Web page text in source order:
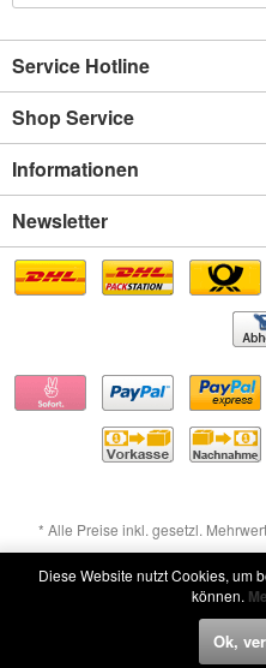
Service Hotline
Shop Service
Informationen
Newsletter
* Alle Preise inkl. gesetzl.
Nachnahmegebühren,
Diese Website nutzt Cookies, um
können.
Ok,